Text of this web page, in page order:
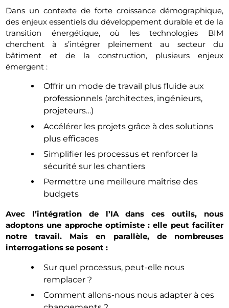
Dans un contexte de forte croissance démographique,
des enjeux essentiels du développement durable et de la
transition énergétique, où les technologies BIM
cherchent à s’intégrer pleinement au secteur du
bâtiment et de la construction, plusieurs enjeux
émergent :
Offrir un mode de travail plus fluide aux
professionnels (architectes, ingénieurs,
projeteurs…)
Accélérer les projets grâce à des solutions
plus efficaces
Simplifier les processus et renforcer la
sécurité sur les chantiers
Permettre une meilleure maîtrise des
budgets
Avec l’intégration de l’IA dans ces outils, nous
adoptons une approche optimiste : elle peut faciliter
notre travail. Mais en parallèle, de nombreuses
interrogations se posent :
Sur quel processus, peut-elle nous
remplacer ?
Comment allons-nous nous adapter à ces